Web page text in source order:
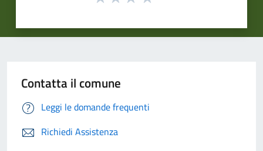
Contatta il comune
Leggi le domande frequenti
Richiedi Assistenza